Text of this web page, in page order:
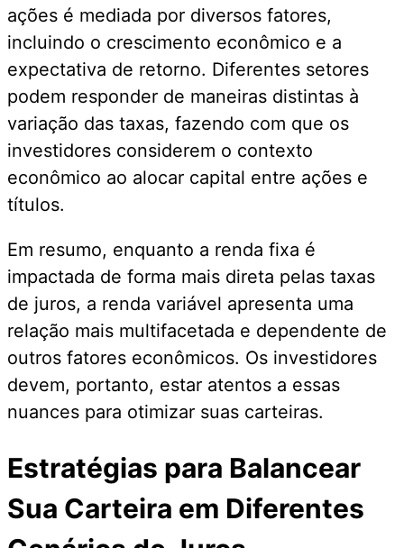
ações é mediada por diversos fatores,
incluindo o crescimento econômico e a
expectativa de retorno. Diferentes setores
podem responder de maneiras distintas à
variação das taxas, fazendo com que os
investidores considerem o contexto
econômico ao alocar capital entre ações e
títulos.
Em resumo, enquanto a renda fixa é
impactada de forma mais direta pelas taxas
de juros, a renda variável apresenta uma
relação mais multifacetada e dependente de
outros fatores econômicos. Os investidores
devem, portanto, estar atentos a essas
nuances para otimizar suas carteiras.
Estratégias para Balancear
Sua Carteira em Diferentes